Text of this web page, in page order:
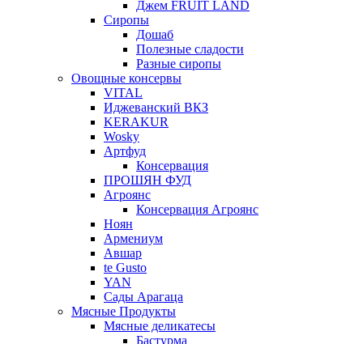
Джем FRUIT LAND
Сиропы
Дошаб
Полезные сладости
Разные сиропы
Овощные консервы
VITAL
Иджеванский ВКЗ
KERAKUR
Wosky
Артфуд
Консервация
ПРОШЯН ФУД
Агроянс
Консервация Агроянс
Ноян
Армениум
Авшар
te Gusto
YAN
Сады Арагаца
Мясные Продукты
Мясные деликатесы
Бастурма